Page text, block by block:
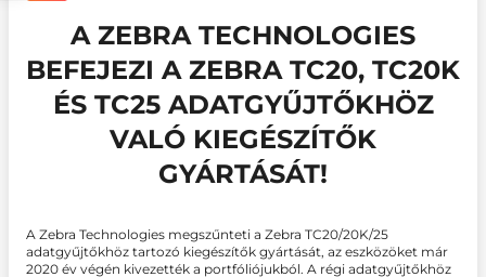
A ZEBRA TECHNOLOGIES
BEFEJEZI A ZEBRA TC20, TC20K
ÉS TC25 ADATGYŰJTŐKHÖZ
VALÓ KIEGÉSZÍTŐK
GYÁRTÁSÁT!
A Zebra Technologies megszűnteti a Zebra TC20/20K/25
adatgyűjtőkhöz tartozó kiegészítők gyártását, az eszközöket már
2020 év végén kivezették a portfóliójukból. A régi adatgyűjtőkhöz